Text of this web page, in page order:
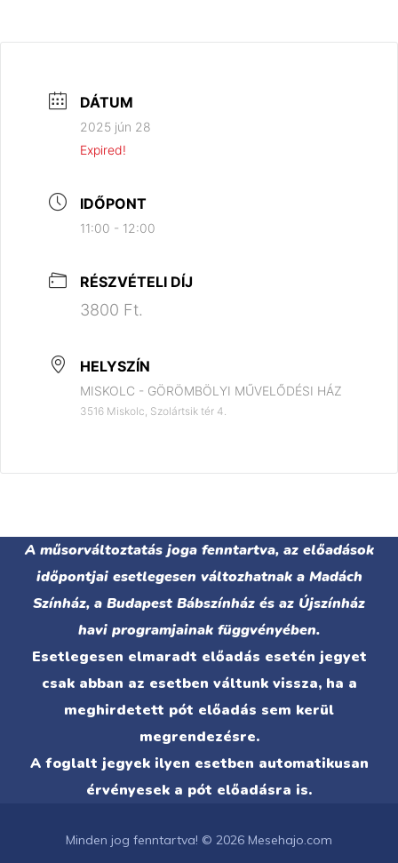
DÁTUM
2025 jún 28
Expired!
IDŐPONT
11:00 - 12:00
RÉSZVÉTELI DÍJ
3800 Ft.
HELYSZÍN
MISKOLC - GÖRÖMBÖLYI MŰVELŐDÉSI HÁZ
3516 Miskolc, Szolártsik tér 4.
A műsorváltoztatás joga fenntartva, az előadások
időpontjai esetlegesen változhatnak a Madách
Színház, a Budapest Bábszínház és az Újszínház
havi programjainak függvényében.
Esetlegesen elmaradt előadás esetén jegyet
csak abban az esetben váltunk vissza, ha a
meghirdetett pót előadás sem kerül
megrendezésre.
A foglalt jegyek ilyen esetben automatikusan
érvényesek a pót előadásra is.
Minden jog fenntartva! © 2026 Mesehajo.com